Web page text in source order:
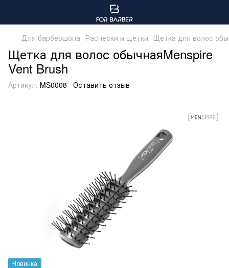
Для барбершопа Расчески и щетки Щетка для волос
Щетка для волос обычнаяMenspire
Vent Brush
Артикул: MS0008 Оставить отзыв
Новинка